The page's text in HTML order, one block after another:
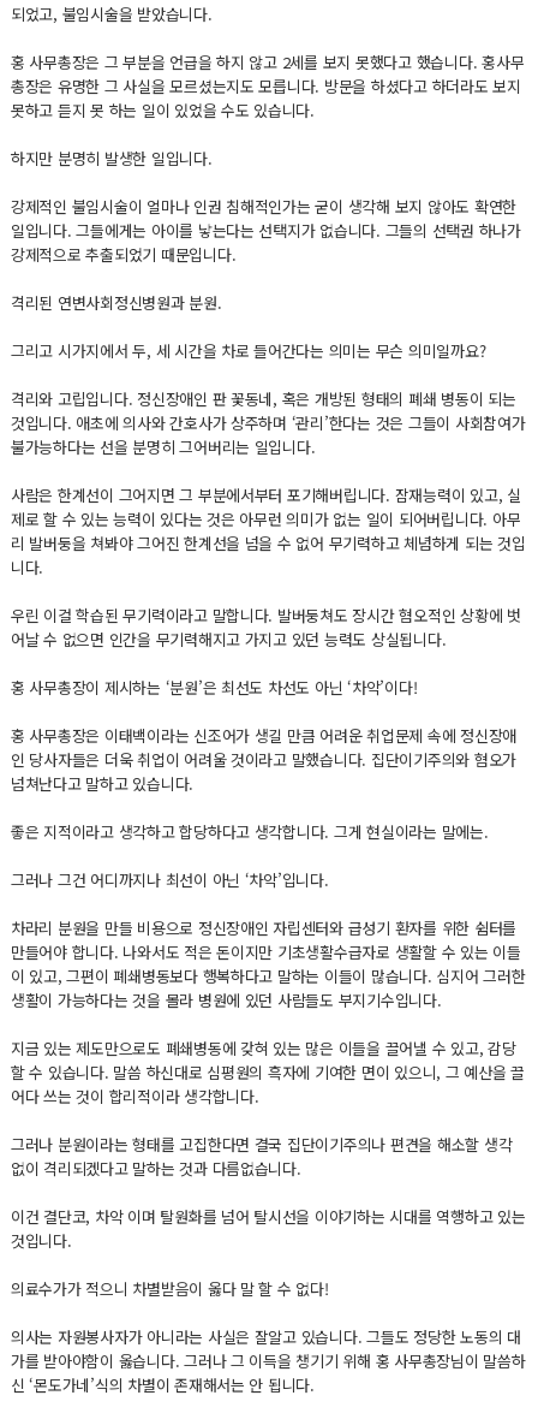
되었고, 불임시술을 받았습니다.
홍 사무총장은 그 부분을 언급을 하지 않고 2세를 보지 못했다고 했습니다. 홍사무
총장은 유명한 그 사실을 모르셨는지도 모릅니다. 방문을 하셨다고 하더라도 보지
못하고 듣지 못 하는 일이 있었을 수도 있습니다.
하지만 분명히 발생한 일입니다.
강제적인 불임시술이 얼마나 인권 침해적인가는 굳이 생각해 보지 않아도 확연한
일입니다. 그들에게는 아이를 낳는다는 선택지가 없습니다. 그들의 선택권 하나가
강제적으로 추출되었기 때문입니다.
격리된 연변사회정신병원과 분원.
그리고 시가지에서 두, 세 시간을 차로 들어간다는 의미는 무슨 의미일까요?
격리와 고립입니다. 정신장애인 판 꽃동네, 혹은 개방된 형태의 폐쇄 병동이 되는
것입니다. 애초에 의사와 간호사가 상주하며 ‘관리’한다는 것은 그들이 사회참여가
불가능하다는 선을 분명히 그어버리는 일입니다.
사람은 한계선이 그어지면 그 부분에서부터 포기해버립니다. 잠재능력이 있고, 실
제로 할 수 있는 능력이 있다는 것은 아무런 의미가 없는 일이 되어버립니다. 아무
리 발버둥을 쳐봐야 그어진 한계선을 넘을 수 없어 무기력하고 체념하게 되는 것입
니다.
우린 이걸 학습된 무기력이라고 말합니다. 발버둥쳐도 장시간 혐오적인 상황에 벗
어날 수 없으면 인간을 무기력해지고 가지고 있던 능력도 상실됩니다.
홍 사무총장이 제시하는 ‘분원’은 최선도 차선도 아닌 ‘차악’이다!
홍 사무총장은 이태백이라는 신조어가 생길 만큼 어려운 취업문제 속에 정신장애
인 당사자들은 더욱 취업이 어려울 것이라고 말했습니다. 집단이기주의와 혐오가
넘쳐난다고 말하고 있습니다.
좋은 지적이라고 생각하고 합당하다고 생각합니다. 그게 현실이라는 말에는.
그러나 그건 어디까지나 최선이 아닌 ‘차악’입니다.
차라리 분원을 만들 비용으로 정신장애인 자립센터와 급성기 환자를 위한 쉼터를
만들어야 합니다. 나와서도 적은 돈이지만 기초생활수급자로 생활할 수 있는 이들
이 있고, 그편이 폐쇄병동보다 행복하다고 말하는 이들이 많습니다. 심지어 그러한
생활이 가능하다는 것을 몰라 병원에 있던 사람들도 부지기수입니다.
지금 있는 제도만으로도 폐쇄병동에 갖혀 있는 많은 이들을 끌어낼 수 있고, 감당
할 수 있습니다. 말씀 하신대로 심평원의 흑자에 기여한 면이 있으니, 그 예산을 끌
어다 쓰는 것이 합리적이라 생각합니다.
그러나 분원이라는 형태를 고집한다면 결국 집단이기주의나 편견을 해소할 생각
없이 격리되겠다고 말하는 것과 다름없습니다.
이건 결단코, 차악 이며 탈원화를 넘어 탈시선을 이야기하는 시대를 역행하고 있는
것입니다.
의료수가가 적으니 차별받음이 옳다 말 할 수 없다!
의사는 자원봉사자가 아니라는 사실은 잘알고 있습니다. 그들도 정당한 노동의 대
가를 받아야함이 옳습니다. 그러나 그 이득을 챙기기 위해 홍 사무총장님이 말씀하
신 ‘몬도가네’식의 차별이 존재해서는 안 됩니다.